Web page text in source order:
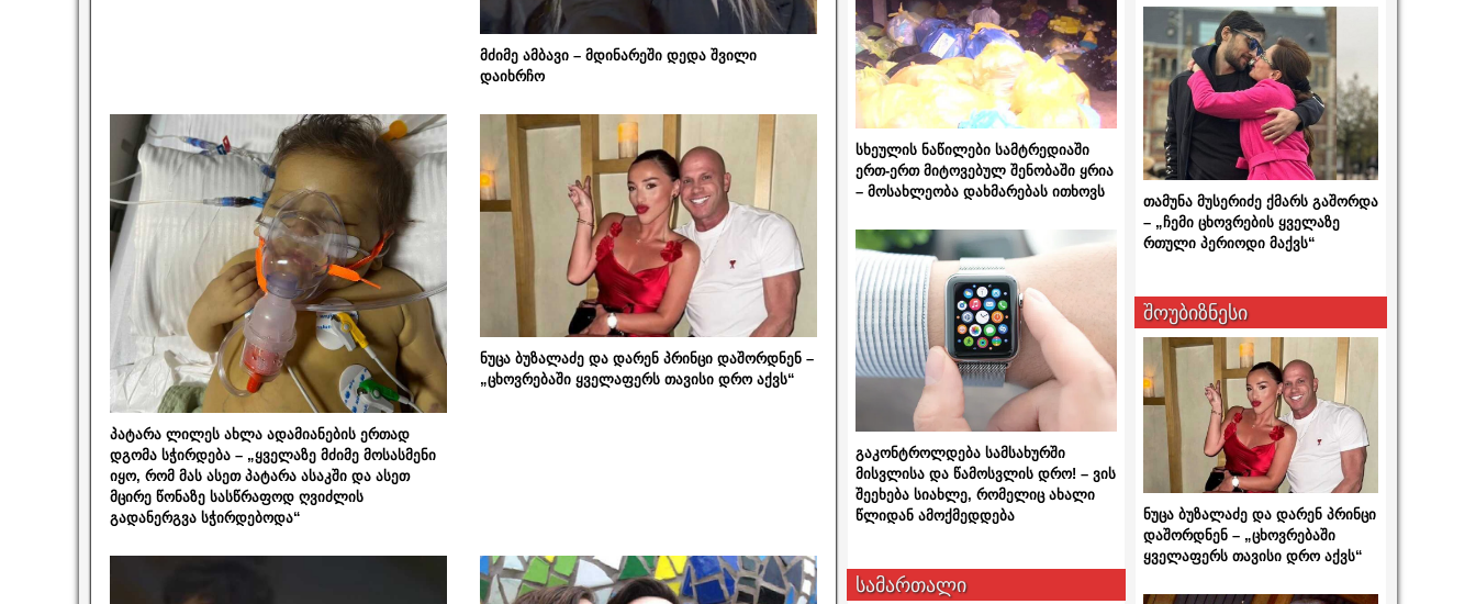
მძიმე ამბავი – მდინარეში დედა შვილი
დაიხრჩო
პატარა ლილეს ახლა ადამიანების ერთად
დგომა სჭირდება – „ყველაზე მძიმე მოსასმენი
იყო, რომ მას ასეთ პატარა ასაკში და ასეთ
მცირე წონაზე სასწრაფოდ ღვიძლის
გადანერგვა სჭირდებოდა“
ნუცა ბუზალაძე და დარენ პრინცი დაშორდნენ –
„ცხოვრებაში ყველაფერს თავისი დრო აქვს“
სხეულის ნაწილები სამტრედიაში
ერთ-ერთ მიტოვებულ შენობაში ყრია
– მოსახლეობა დახმარებას ითხოვს
გაკონტროლდება სამსახურში
მისვლისა და წამოსვლის დრო! – ვის
შეეხება სიახლე, რომელიც ახალი
წლიდან ამოქმედდება
სამართალი
თამუნა მუსერიძე ქმარს გაშორდა
– „ჩემი ცხოვრების ყველაზე
რთული პერიოდი მაქვს“
შოუბიზნესი
ნუცა ბუზალაძე და დარენ პრინცი
დაშორდნენ – „ცხოვრებაში
ყველაფერს თავისი დრო აქვს“